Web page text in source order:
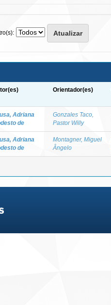
Orientador(es)
Adriana
de
Gonzales Taco,
Pastor Willy
Adriana
de
Montagner, Miguel
Ângelo